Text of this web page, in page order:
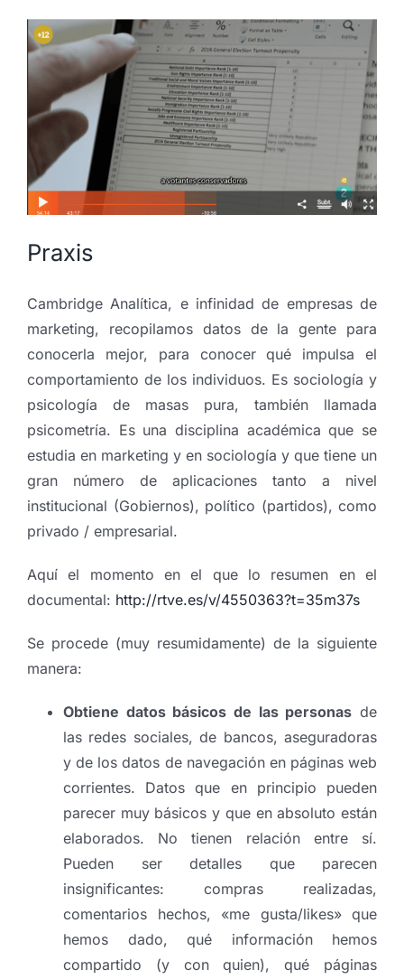
Praxis
Cambridge Analítica, e infinidad de empresas de
marketing, recopilamos datos de la gente para
conocerla mejor, para conocer qué impulsa el
comportamiento de los individuos. Es sociología y
psicología de masas pura, también llamada
psicometría. Es una disciplina académica que se
estudia en marketing y en sociología y que tiene un
gran número de aplicaciones tanto a nivel
institucional (Gobiernos), político (partidos), como
privado / empresarial.
Aquí el momento en el que lo resumen en el
documental: http://rtve.es/v/4550363?t=35m37s
Se procede (muy resumidamente) de la siguiente
manera:
Obtiene datos básicos de las personas de
las redes sociales, de bancos, aseguradoras
y de los datos de navegación en páginas web
corrientes. Datos que en principio pueden
parecer muy básicos y que en absoluto están
elaborados. No tienen relación entre sí.
Pueden ser detalles que parecen
insignificantes: compras realizadas,
comentarios hechos, «me gusta/likes» que
hemos dado, qué información hemos
compartido (y con quien), qué páginas